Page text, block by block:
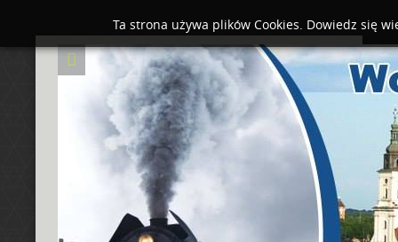
Ta strona używa plików Cookies. Dowiedz się